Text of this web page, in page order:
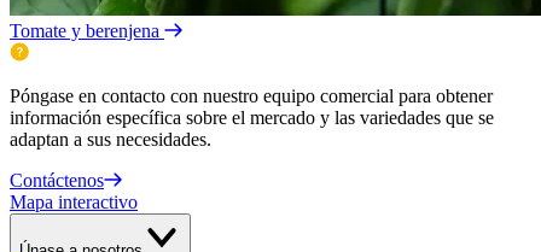
Tomate y berenjena
Póngase en contacto con nuestro equipo comercial para obtener
información específica sobre el mercado y las variedades que se
adaptan a sus necesidades.
Contáctenos
Mapa interactivo